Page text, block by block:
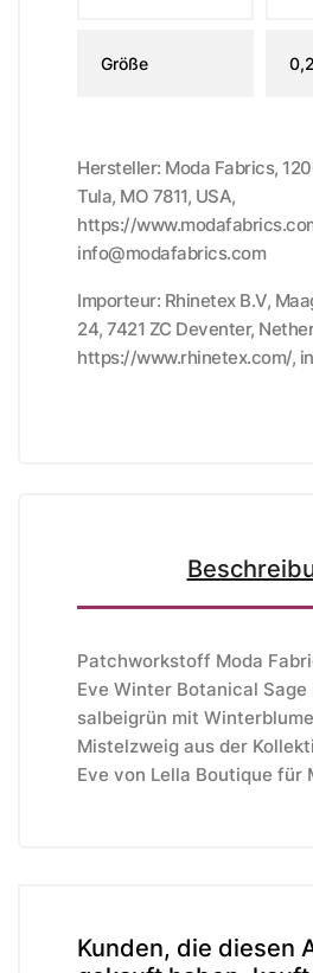
Größe
Hersteller: Moda Fabrics,
Tula, MO 7811, USA,
https://
info@modafabrics.com
Importeur: Rhinetex B.V,
24, 7421 ZC Deventer,
https://www.rhinetex.com/,
Patchworkstoff Moda
Eve Winter Botanical Sage
salbeigrün mit
Mistelzweig aus der
Eve von Lella Boutique für
Kunden, die diesen